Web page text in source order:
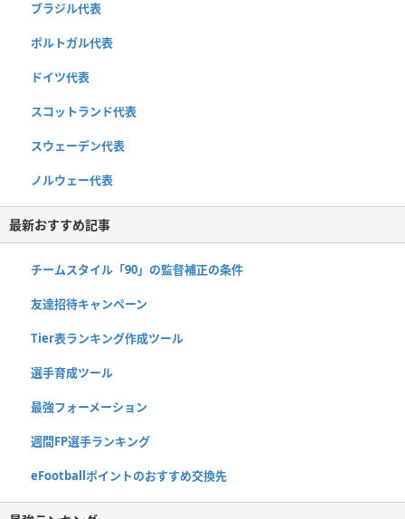
ブラジル代表
ポルトガル代表
ドイツ代表
スコットランド代表
スウェーデン代表
ノルウェー代表
最新おすすめ記事
チームスタイル「90」の監督補正の条件
友達招待キャンペーン
Tier表ランキング作成ツール
選手育成ツール
最強フォーメーション
週間FP選手ランキング
eFootballポイントのおすすめ交換先